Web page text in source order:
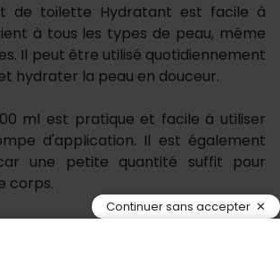
de toilette Hydratant est facile à
à tous les types de peau, même
Il peut être utilisé quotidiennement
hydrater la peau en douceur.
ml est pratique et facile à utiliser
d'application. Il est également
une petite quantité suffit pour
corps.
Continuer sans accepter